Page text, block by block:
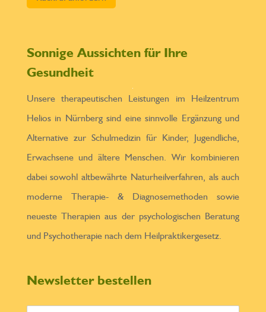
Sonnige Aussichten für Ihre
Gesundheit
Unsere therapeutischen Leistungen im Heilzentrum
Helios in Nürnberg sind eine sinnvolle Ergänzung und
Alternative zur Schulmedizin für Kinder, Jugendliche,
Erwachsene und ältere Menschen. Wir kombinieren
dabei sowohl altbewährte Naturheilverfahren, als auch
moderne Therapie- & Diagnosemethoden sowie
neueste Therapien aus der psychologischen Beratung
und Psychotherapie nach dem Heilpraktikergesetz.
Newsletter bestellen